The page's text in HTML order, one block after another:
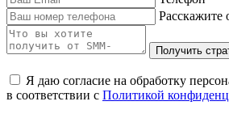
Расскажите
Я даю согласие на обработку
в соответствии с Политикой